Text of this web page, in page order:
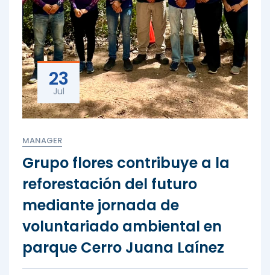
23
Jul
MANAGER
Grupo flores contribuye a la
reforestación del futuro
mediante jornada de
voluntariado ambiental en
parque Cerro Juana Laínez